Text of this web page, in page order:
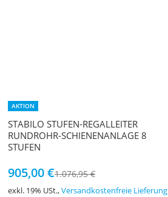
AKTION
STABILO STUFEN-REGALLEITER
RUNDROHR-SCHIENENANLAGE 8
STUFEN
905,00 €1.076,95 €
exkl. 19% USt.,Versandkostenfreie Lieferung